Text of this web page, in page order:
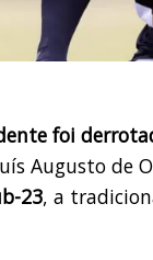
foi
Augusto de
23, a